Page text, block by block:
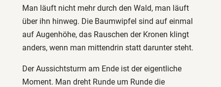
Man läuft nicht mehr durch den Wald, man läuft
über ihn hinweg. Die Baumwipfel sind auf einmal
auf Augenhöhe, das Rauschen der Kronen klingt
anders, wenn man mittendrin statt darunter steht.
Der Aussichtsturm am Ende ist der eigentliche
Moment. Man dreht Runde um Runde die